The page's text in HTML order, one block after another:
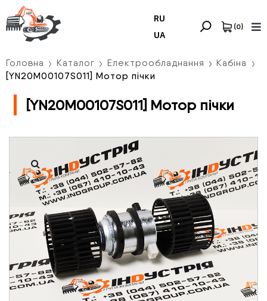
RU
UA
(0)
Головна Каталог Електрообладнання
Кабіна
[YN20M00107S011] Мотор пічки
[YN20M00107S011] Мотор пічки